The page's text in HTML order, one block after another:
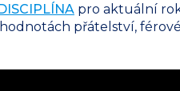
pro aktuální
přátelství, férové